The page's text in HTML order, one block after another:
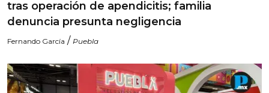
tras operación de apendicitis; familia
denuncia presunta negligencia
Fernando García / Puebla